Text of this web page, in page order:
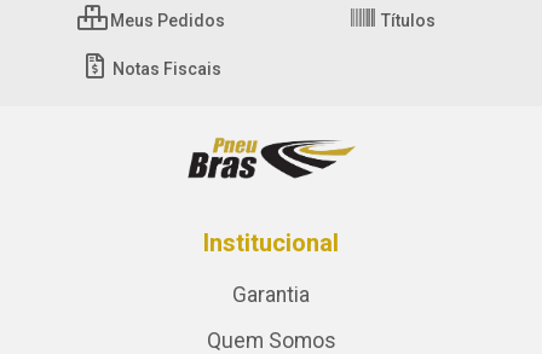
Meus Pedidos Títulos
Notas Fiscais
Institucional
Garantia
Quem Somos